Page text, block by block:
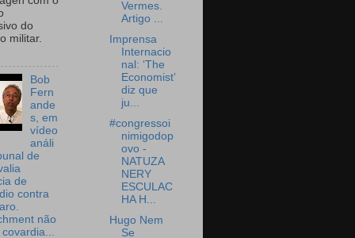
do
militar.
Bob
Fern
ande
s, em
vídeo
análi
de
de
contra
não
Vermes.
Artigo ...
Imprensa
Internacio
nal: ‘The
Economist’
diz que
ju...
#congressoi
nimigodop
ovo -
NATUZA
NERY
ESCULAC
HA H...
Hugo Nem
Se